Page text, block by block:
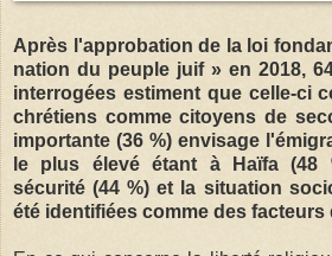
Après l'approbation de la loi
nation du peuple juif » en 2018,
interrogées estiment que celle-ci
chrétiens comme citoyens de
importante (36 %) envisage
le plus élevé étant à Haïfa (48
sécurité (44 %) et la situation
été identifiées comme des